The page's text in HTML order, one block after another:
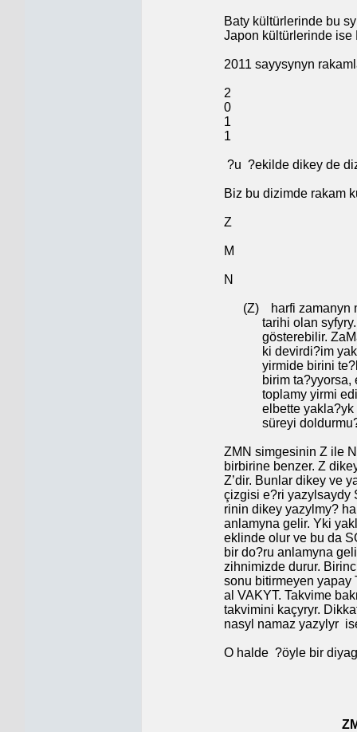
Baty kültürlerinde bu
Japon kültürlerinde ise
2011 sayysynyn
2
0
1
1
?u ?ekilde dikey de
Biz bu dizimde rakam
Z
M
N
(Z)
harfi zamanyn
tarihi olan
gösterebilir.
ki devirdi?im
yirmide birini
birim
toplamy yirmi
elbette
süreyi
ZMN simgesinin Z ile
birbirine benzer. Z
Z’dir. Bunlar dikey ve
çizgisi e?ri yazylsaydy
rinin dikey yazylmy?
anlamyna gelir. Yki
eklinde olur ve bu da
bir do?ru anlamyna
zihnimizde durur.
sonu bitirmeyen yapay
al VAKYT. Takvime
takvimini kaçyryr.
nasyl namaz yazylyr
O halde ?öyle bir